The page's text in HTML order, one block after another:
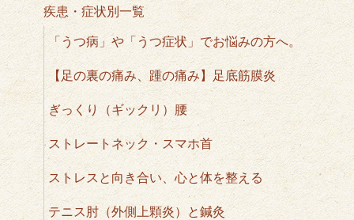
疾患・症状別一覧
「うつ病」や「うつ症状」でお悩みの方へ。
【足の裏の痛み、踵の痛み】足底筋膜炎
ぎっくり（ギックリ）腰
ストレートネック・スマホ首
ストレスと向き合い、心と体を整える
テニス肘（外側上顆炎）と鍼灸